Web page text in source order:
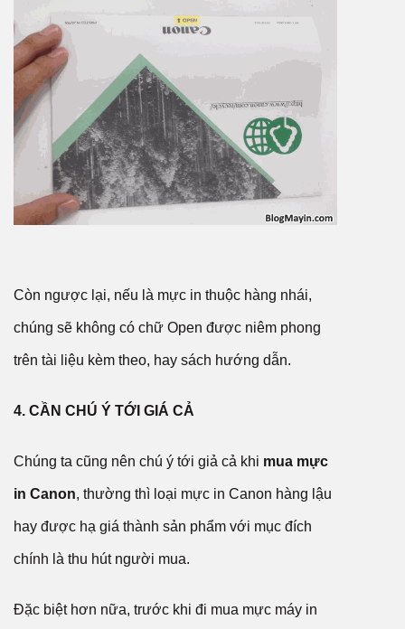
Còn ngược lại, nếu là mực in thuộc hàng nhái,
chúng sẽ không có chữ Open được niêm phong
trên tài liệu kèm theo, hay sách hướng dẫn.
4. CẦN CHÚ Ý TỚI GIÁ CẢ
Chúng ta cũng nên chú ý tới giả cả khi mua mực
in Canon, thường thì loại mực in Canon hàng lậu
hay được hạ giá thành sản phẩm với mục đích
chính là thu hút người mua.
Đặc biệt hơn nữa, trước khi đi mua mực máy in